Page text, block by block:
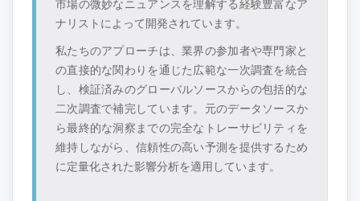
市場の微妙なニュアンスを理解する経験豊富なア
ナリストによって開発されています。
私たちのアプローチは、業界の参加者や専門家と
の直接的な関わりを通じた広範な一次調査を統合
し、検証済みのグローバルソースからの包括的な
二次調査で補完しています。元のデータソースか
ら最終的な洞察までの完全なトレーサビリティを
維持しながら、信頼性の高い予測を提供するため
に定量化された影響分析を適用しています。